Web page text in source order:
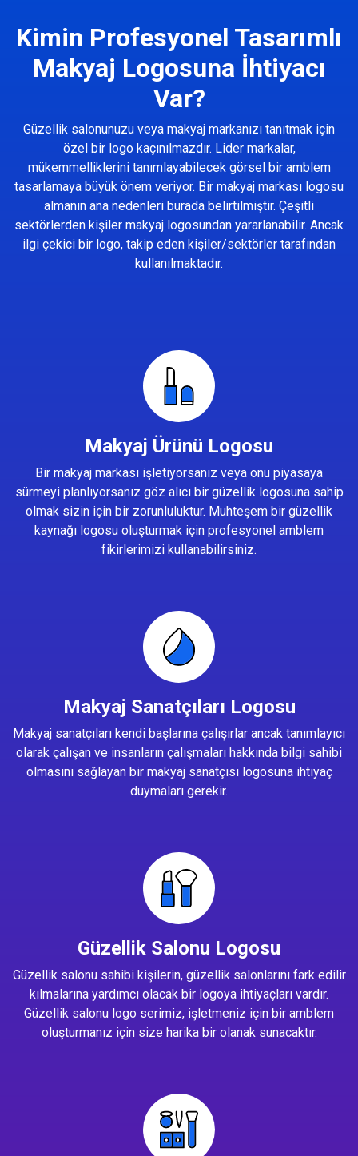
Kimin Profesyonel Tasarımlı
Makyaj Logosuna İhtiyacı
Var?
Güzellik salonunuzu veya makyaj markanızı tanıtmak için
özel bir logo kaçınılmazdır. Lider markalar,
mükemmelliklerini tanımlayabilecek görsel bir amblem
tasarlamaya büyük önem veriyor. Bir makyaj markası logosu
almanın ana nedenleri burada belirtilmiştir. Çeşitli
sektörlerden kişiler makyaj logosundan yararlanabilir. Ancak
ilgi çekici bir logo, takip eden kişiler/sektörler tarafından
kullanılmaktadır.
Makyaj Ürünü Logosu
Bir makyaj markası işletiyorsanız veya onu piyasaya
sürmeyi planlıyorsanız göz alıcı bir güzellik logosuna sahip
olmak sizin için bir zorunluluktur. Muhteşem bir güzellik
kaynağı logosu oluşturmak için profesyonel amblem
fikirlerimizi kullanabilirsiniz.
Makyaj Sanatçıları Logosu
Makyaj sanatçıları kendi başlarına çalışırlar ancak tanımlayıcı
olarak çalışan ve insanların çalışmaları hakkında bilgi sahibi
olmasını sağlayan bir makyaj sanatçısı logosuna ihtiyaç
duymaları gerekir.
Güzellik Salonu Logosu
Güzellik salonu sahibi kişilerin, güzellik salonlarını fark edilir
kılmalarına yardımcı olacak bir logoya ihtiyaçları vardır.
Güzellik salonu logo serimiz, işletmeniz için bir amblem
oluşturmanız için size harika bir olanak sunacaktır.